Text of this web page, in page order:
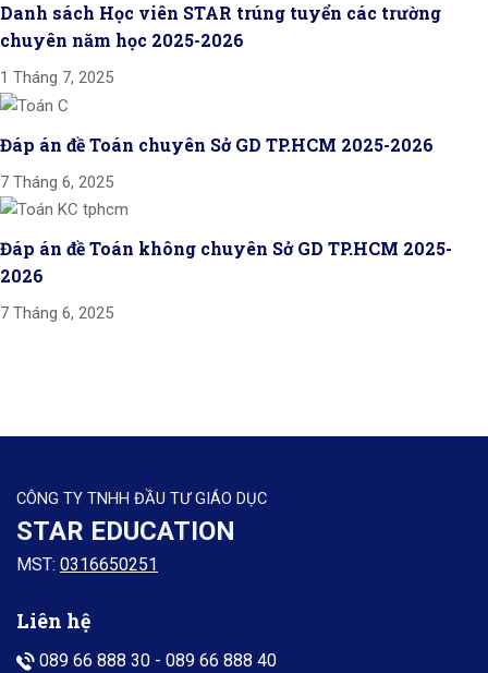
Danh sách Học viên STAR trúng tuyển các trường
chuyên năm học 2025-2026
1 Tháng 7, 2025
Đáp án đề Toán chuyên Sở GD TP.HCM 2025-2026
7 Tháng 6, 2025
Đáp án đề Toán không chuyên Sở GD TP.HCM 2025-
2026
7 Tháng 6, 2025
CÔNG TY TNHH ĐẦU TƯ GIÁO DỤC
STAR EDUCATION
MST: 0316650251
Liên hệ
089 66 888 30 - 089 66 888 40